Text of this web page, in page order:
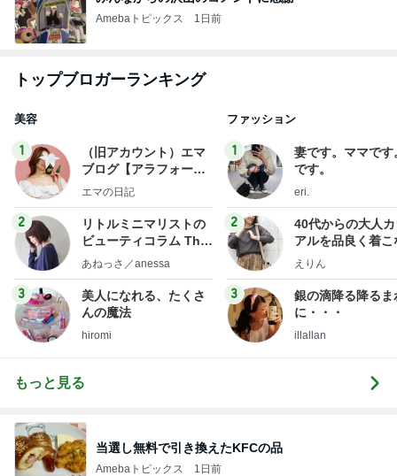
Amebaトピックス 1日前
トップブロガーランキング
美容
1
（旧アカウント）エマ
ブログ【アラフォー会
社売却セカンドライ
エマの日記
2
リトルミニマリストの
ビューティコラム The
little minimalist's bea
あねっさ／anessa
3
美人になれる、たくさ
んの魔法
hiromi
ファッション
1
妻です。ママです
です。
eri.
2
40代からの大人
アルを品良く着こ
ファッションブロ
えりん
3
銀の滴降る降るま
に・・・
illallan
もっと見る
当選し無料で引き換えたKFCの品
Amebaトピックス 1日前